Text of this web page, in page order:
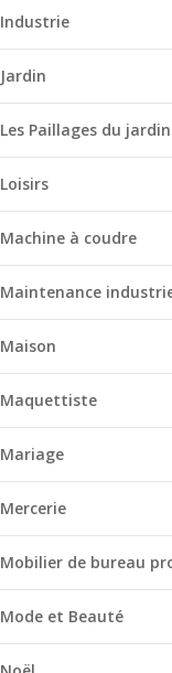
Industrie
Jardin
Les Paillages du jardin
Loisirs
Machine à coudre
Maintenance
Maison
Maquettiste
Mariage
Mercerie
Mobilier de bureau
Mode et Beauté